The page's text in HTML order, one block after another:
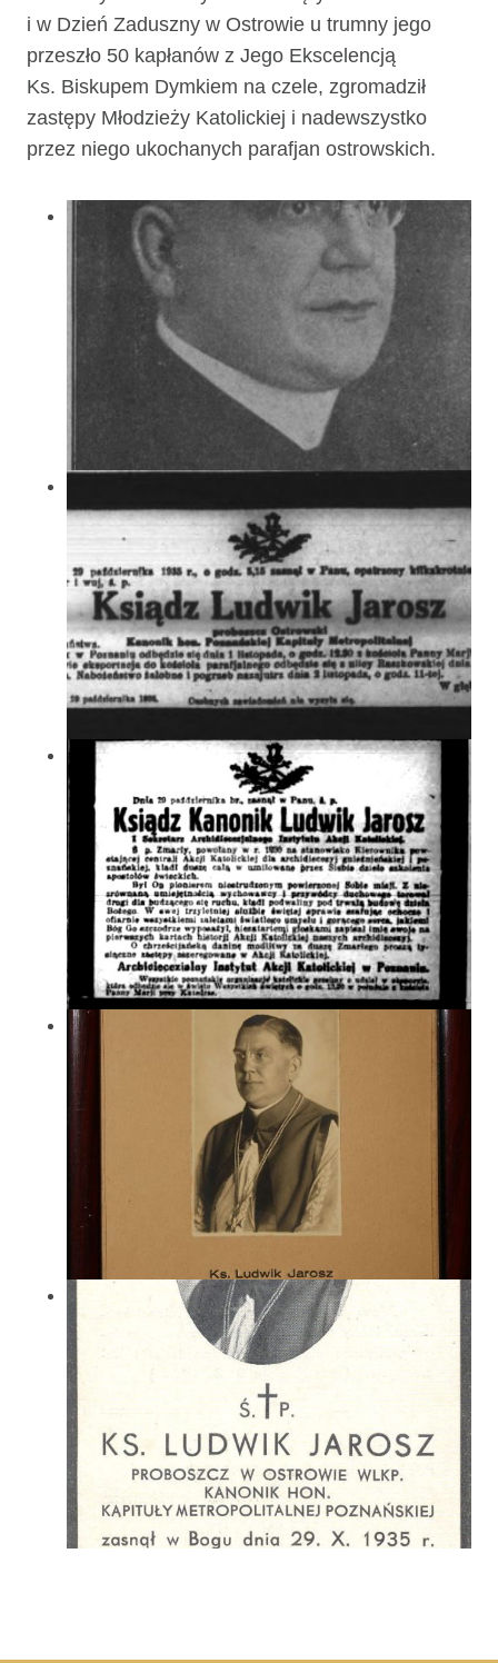
i w Dzień Zaduszny w Ostrowie u trumny jego
przeszło 50 kapła­nów z Jego Ekscelencją
Ks. Biskupem Dymkiem na czele, zgromadził
zastępy Młodzieży Katolickiej i nadewszystko
przez niego ukochanych parafjan ostrowskich.